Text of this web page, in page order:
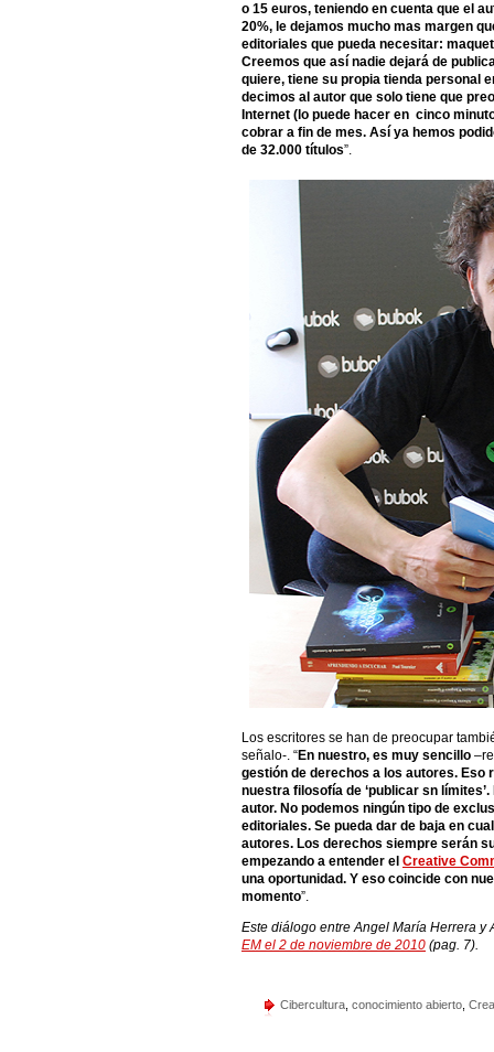
o 15 euros, teniendo en cuenta que el
20%, le dejamos mucho mas margen
editoriales que pueda necesitar:
Creemos que así nadie dejará de
quiere, tiene su propia tienda personal
decimos al autor que solo tiene que
Internet (lo puede hacer en cinco
cobrar a fin de mes. Así ya hemos
de 32.000 títulos”.
Los escritores se han de preocupar
señalo-. “En nuestro, es muy sencillo
gestión de derechos a los autores. Eso
nuestra filosofía de ‘publicar sn
autor. No podemos ningún tipo de
editoriales. Se pueda dar de baja en
autores. Los derechos siempre serán
empezando a entender el Creative
una oportunidad. Y eso coincide con
momento”.
Este diálogo entre Angel María Herrera
EM el 2 de noviembre de 2010 (pag. 7).
Cibercultura conocimiento abierto